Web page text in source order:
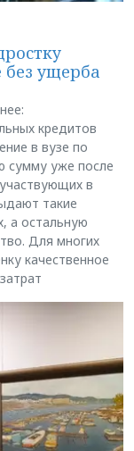
без ущерба
кредитов
в вузе по
сумму уже после
в
такие
а остальную
Для многих
качественное